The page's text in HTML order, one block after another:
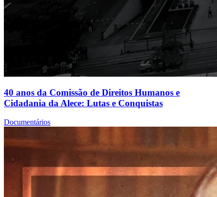
40 anos da Comissão de Direitos Humanos e
Cidadania da Alece: Lutas e Conquistas
Documentários